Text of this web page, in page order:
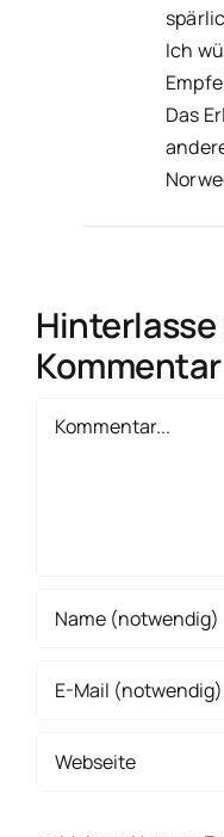
Ich
Das
Kommentar